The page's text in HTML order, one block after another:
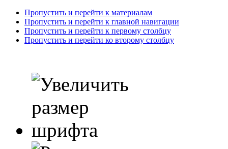
Пропустить и перейти к материалам
Пропустить и перейти к главной навигации
Пропустить и перейти к первому столбцу
Пропустить и перейти ко второму столбцу